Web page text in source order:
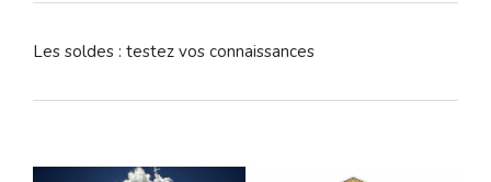
Les soldes : testez vos connaissances